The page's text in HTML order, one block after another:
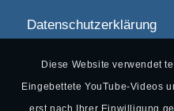
Datenschutzerklärung
Diese Website verwendet
Eingebettete YouTube-Videos
erst nach Ihrer Einwilligung